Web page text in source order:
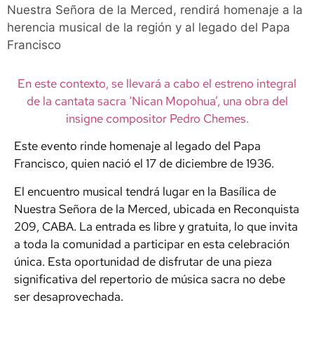
Nuestra Señora de la Merced, rendirá homenaje a la
herencia musical de la región y al legado del Papa
Francisco
En este contexto, se llevará a cabo el estreno integral
de la cantata sacra ‘Nican Mopohua’, una obra del
insigne compositor Pedro Chemes.
Este evento rinde homenaje al legado del Papa
Francisco, quien nació el 17 de diciembre de 1936.
El encuentro musical tendrá lugar en la Basílica de
Nuestra Señora de la Merced, ubicada en Reconquista
209, CABA. La entrada es libre y gratuita, lo que invita
a toda la comunidad a participar en esta celebración
única. Esta oportunidad de disfrutar de una pieza
significativa del repertorio de música sacra no debe
ser desaprovechada.